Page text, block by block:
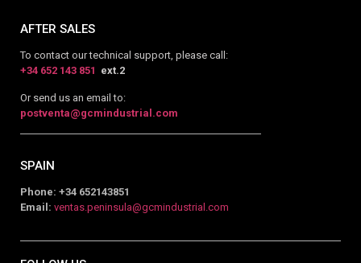
AFTER SALES
To contact our technical support, please call:
+34 652 143 851 ext.2
Or send us an email to:
postventa@gcmindustrial.com
SPAIN
Phone: +34 652143851
Email: ventas.peninsula@gcmindustrial.com